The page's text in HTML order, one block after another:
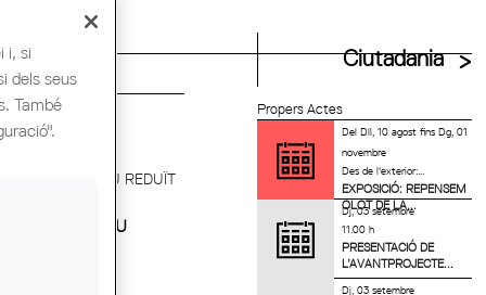
UIA Ciutadania
Propers Actes
DelDll, 10 agostfinsDg, 01
novembre
Des de l'exterior:...
EXPOSICIÓ: REPENSEM
OLOT DE LA...
Dj, 03 setembre
11.00 h
PRESENTACIÓ DE
L’AVANTPROJECTE...
Dj, 03 setembre
A PREU
i, si
dels seus
També